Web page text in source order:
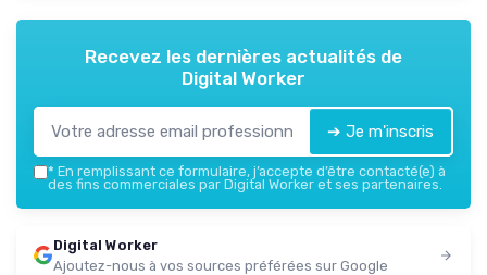
Recevez les dernières actualités de
Digital Worker
➔ Je m'inscris
* En remplissant ce formulaire, j’accepte d’être contacté(e) à
des fins commerciales par Digital Worker et ses partenaires.
Digital Worker
Ajoutez-nous à vos sources préférées sur Google